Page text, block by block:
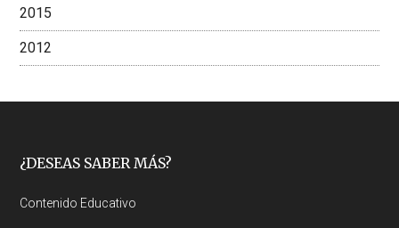
2015
2012
Footer
¿DESEAS SABER MÁS?
Contenido Educativo